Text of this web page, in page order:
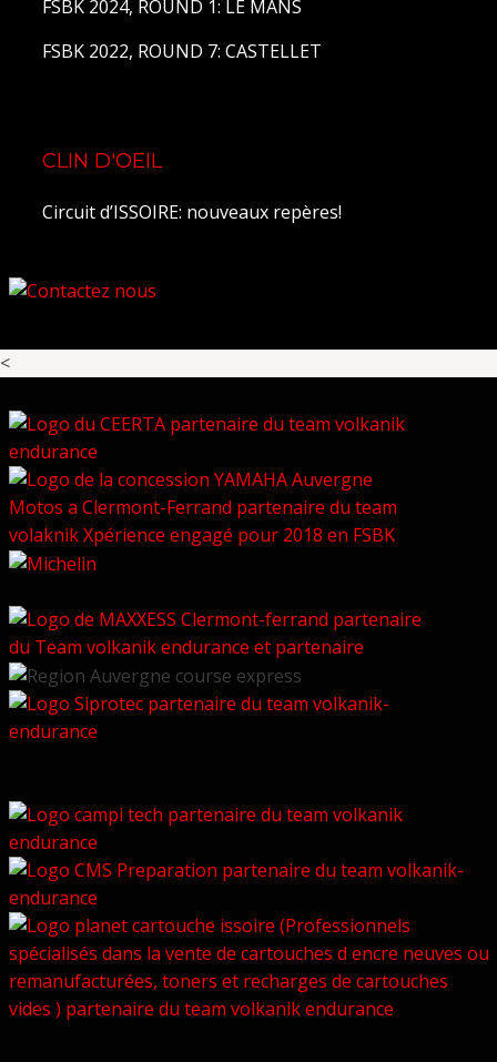
FSBK 2024, ROUND 1: LE MANS
FSBK 2022, ROUND 7: CASTELLET
CLIN D'OEIL
Circuit d’ISSOIRE: nouveaux repères!
<